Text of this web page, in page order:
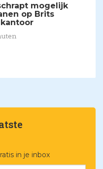
mogelijk
op Brits
in je inbox